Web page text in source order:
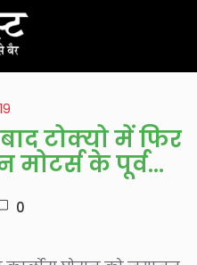
टोक्यो में फिर
मोटर्स के पूर्व
0